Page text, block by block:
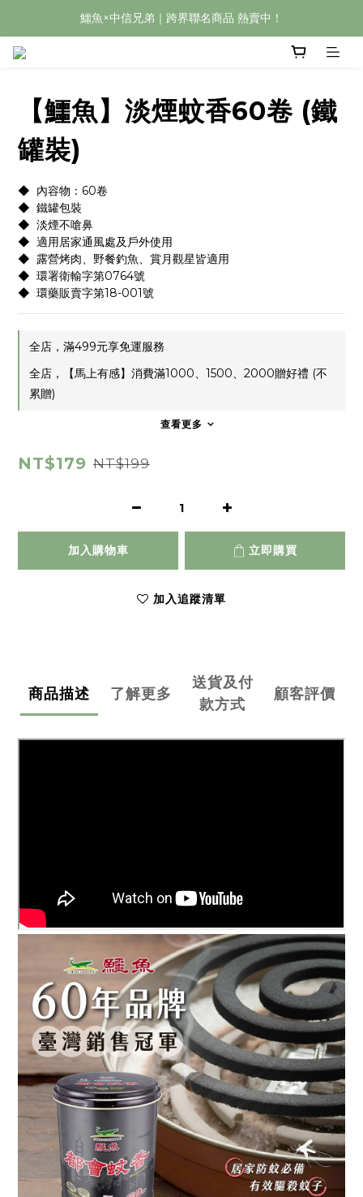
鱷魚×中信兄弟｜跨界聯名商品 熱賣中！
【鱷魚】淡煙蚊香60卷 (鐵
罐裝)
◆  內容物：60卷
◆  鐵罐包裝
◆  淡煙不嗆鼻
◆  適用居家通風處及戶外使用
◆  露營烤肉、野餐釣魚、賞月觀星皆適用
◆  環署衛輸字第0764號
◆  環藥販賣字第18-001號
全店，滿499元享免運服務
全店，【馬上有感】消費滿1000、1500、2000贈好禮 (不
累贈)
查看更多
NT$179 NT$199
加入購物車 立即購買
加入追蹤清單
商品描述 了解更多
送貨及付
款方式
顧客評價